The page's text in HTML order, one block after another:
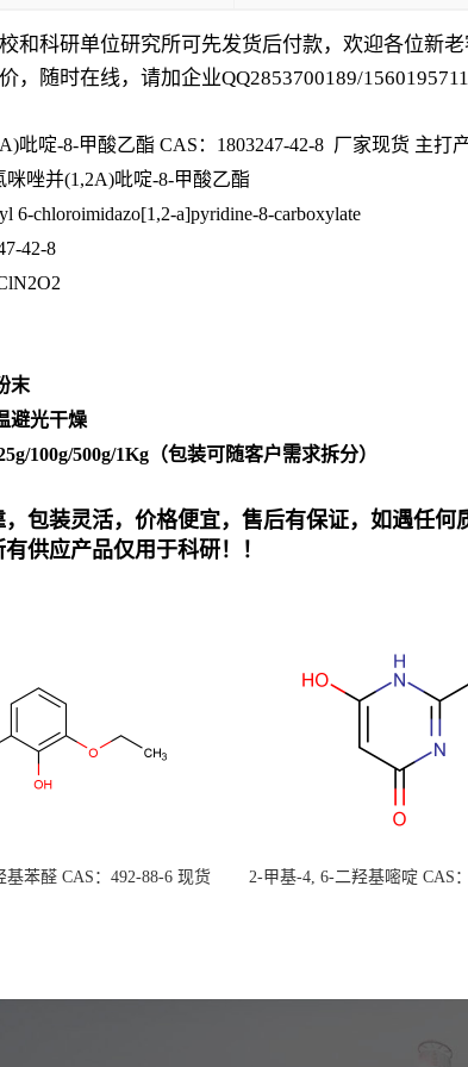
和科研单位研究所可先发货后付款，欢迎各位新
，随时在线，请加企业QQ2853700189/
吡啶-8-甲酸乙酯 CAS：1803247-42-8 厂家现货 主打
咪唑并(1,2A)吡啶-8-甲酸乙酯
6-chloroimidazo[1,2-a]pyridine-8-carboxylate
42-8
末
避光干燥
100g/500g/1Kg（包装可随客户需求拆分）
包装灵活，价格便宜， 售后有保证，如遇任何
有供应产品仅用于科研！！
基苯醛 CAS：492-88-6 现货
2-甲基-4, 6-二羟基嘧啶 CAS